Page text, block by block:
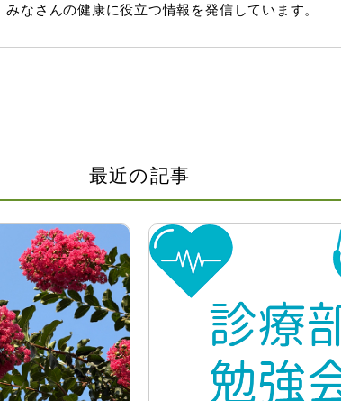
みなさんの健康に役立つ情報を発信しています。
最近の記事